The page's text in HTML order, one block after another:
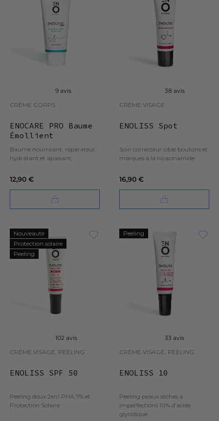
9 avis
CRÈME CORPS
ENOCARE PRO Baume
Émollient
ml
Baume nourrisant, réparateur,
hydratant et apaisant
12,90 €
38 avis
CRÈME VISAGE
ENOLISS Spot
Soin correcteur ciblé boutons et
marques à la nicacinamide
16,90 €
Nouveauté
Protection solaire
Peeling
102 avis
CRÈME VISAGE, PEELING
ENOLISS SPF 50
Peeling doux 2en1 PHA 7% et
Protection Solaire
Peeling
33 avis
CRÈME VISAGE, PEELING
ENOLISS 10
Peeling peaux sèches à
imperfections 10% d'acide
glycolique